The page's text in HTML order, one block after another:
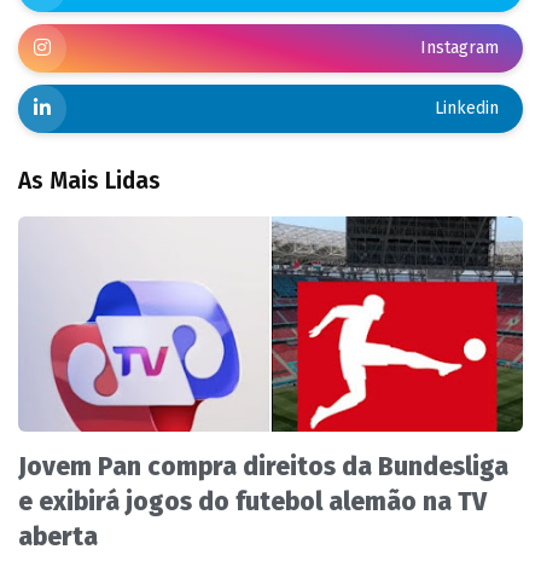
Instagram
Linkedin
As Mais Lidas
Jovem Pan compra direitos da Bundesliga
e exibirá jogos do futebol alemão na TV
aberta